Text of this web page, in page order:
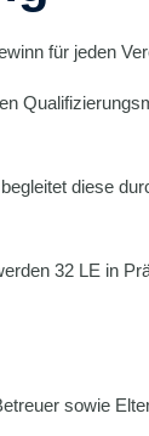
für jeden
diese
32 LE in
sowie